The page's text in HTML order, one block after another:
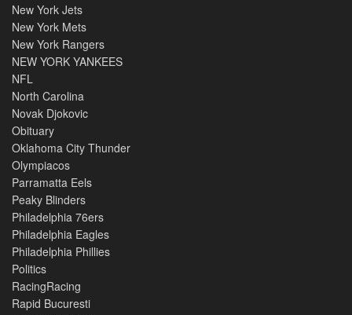
New York Jets
New York Mets
New York Rangers
NEW YORK YANKEES
NFL
North Carolina
Novak Djokovic
Obituary
Oklahoma City Thunder
Olympiacos
Parramatta Eels
Peaky Blinders
Philadelphia 76ers
Philadelphia Eagles
Philadelphia Phillies
Politics
RacingRacing
Rapid Bucuresti